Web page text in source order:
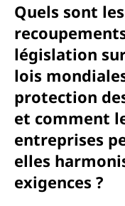
Quels sont les
législation
lois
protection
et comment
entreprises
elles
exigences ?